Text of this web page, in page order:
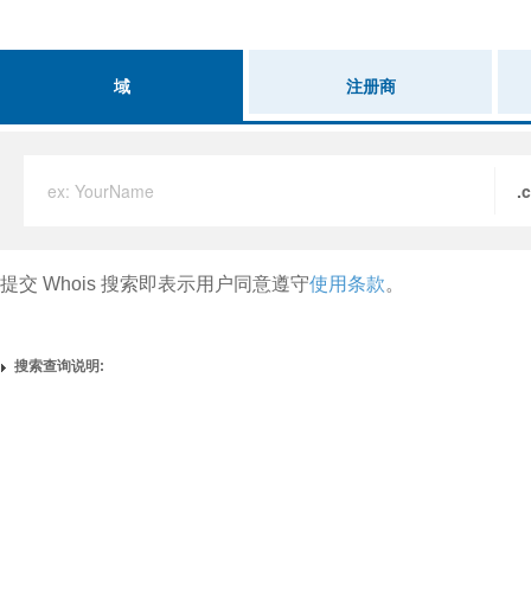
域 注册商
ex: YourName
提交 Whois 搜索即表示用户同意遵守使用条款。
搜索查询说明: